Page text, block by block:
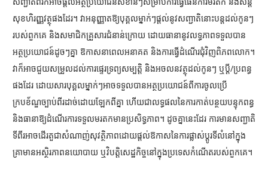
សុខហិរញ្ញវត្ថុផងដែរ។ វាអនុញ្ញាតឱ្យបុគ្គលម្នាក់ៗផ្ដល់នូវសញ្ជាតិនោះបន្តដល់កូនៗ
របស់ពួកគេ និងសមាជិកគ្រួសារជំនាន់ក្រោយ ដោយធានានូវលទ្ធភាពទទួលបាន
អត្ថប្រយោជន៍ដូចៗគ្នា ឱកាសនាពេលអនាគត និងការធ្វើដំណើរជុំវិញពិភពលោក។
វាក៏អាចជួយសម្រួលដល់ការផ្ទេរទ្រព្យសម្បត្តិ និងអចលនវត្ថុដល់កូនៗ ឬប្តី/ប្រពន្ធ
ផងដែរ ដោយសារបុគ្គលម្នាក់ៗអាចទទួលបានអត្ថប្រយោជន៍ពីការចូលប្រើ
ក្របខ័ណ្ឌច្បាប់ពីរដាច់ដោយឡែកពីគ្នា ហើយជាលទ្ធផលនៃការកាត់បន្ថយបន្ទុកពន្ធ
និងធានាឱ្យដំណើរការទទួលមរតកមានប្រសិទ្ធភាព។ ដូចគ្នានេះដែរ ការមានសញ្ជាតិ
ទីពីរអាចដើរតួជាសំណាញ់សុវត្ថិភាពដោយផ្តល់ឱកាសនៃការផ្លាស់ប្តូរទីលំនៅក្នុង
គ្រាមានអស្ថិរភាពនយោបាយ ឬវិបត្តិសេដ្ឋកិច្ចនៅក្នុងប្រទេសកំណើតរបស់ពួកគេ។